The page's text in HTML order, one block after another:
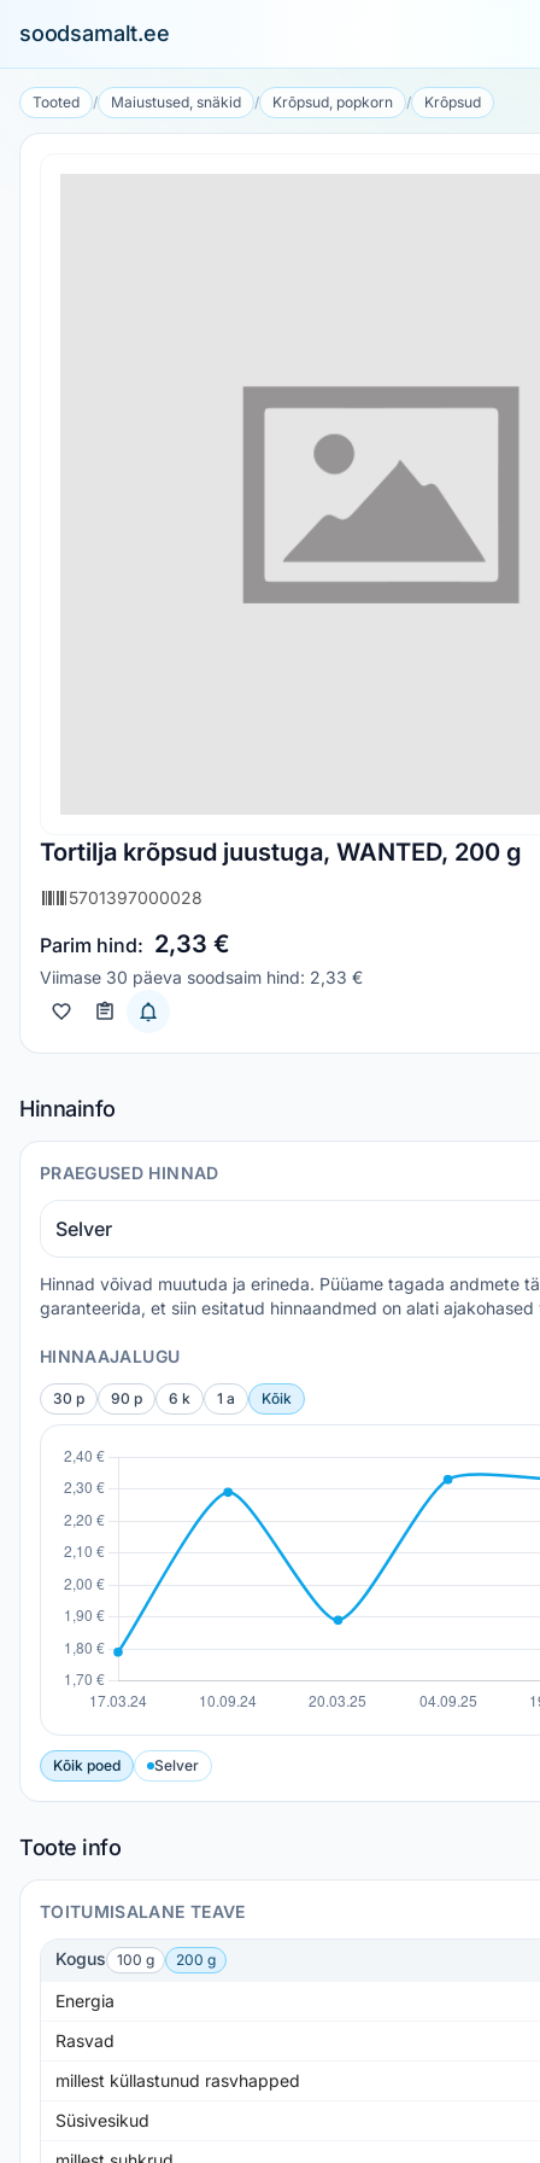
soodsamalt.ee
Tooted / Maiustused, snäkid / Krõpsud, popkorn / Krõpsud
Tortilja krõpsud juustuga, WANTED, 200 g
5701397000028
Parim hind: 2,33 €
Viimase 30 päeva soodsaim hind: 2,33 €
Hinnainfo
PRAEGUSED HINNAD
Selver
Hinnad võivad muutuda ja erineda. Püüame tagada andmete
garanteerida, et siin esitatud hinnaandmed on alati ajakohased
HINNAAJALUGU
30 p 90 p 6 k 1 a Kõik
Kõik poed Selver
Toote info
TOITUMISALANE TEAVE
Kogus 100 g 200 g
Energia
Rasvad
millest küllastunud rasvhapped
Süsivesikud